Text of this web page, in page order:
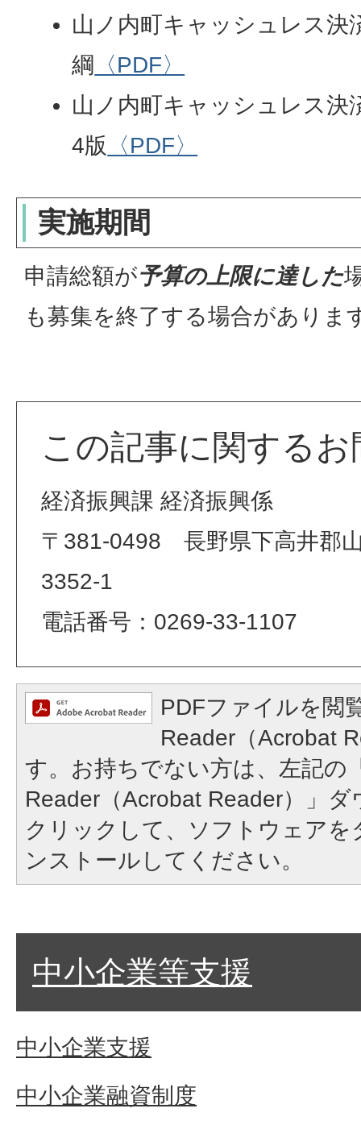
山ノ内町キャッシュレス決
綱
〈PDF〉
山ノ内町キャッシュレス決
4版
〈PDF〉
実施期間
申請総額が予算の上限に達した
も募集を終了する場合がありま
この記事に関する
経済振興課 経済振興係
〒381-0498 長野県下高井郡
3352-1
電話番号：0269-33-1107
PDFファイルを閲
Reader（Acrobat
す。お持ちでない方は、左記の
Reader（Acrobat Reader）」
クリックして、ソフトウェア
ンストールしてください。
中小企業等支援
中小企業支援
中小企業融資制度